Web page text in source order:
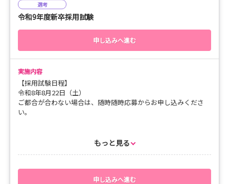
選考
令和9年度新卒採用試験
申し込みへ進む
実施内容
【採用試験日程】
令和8年8月22日（土）
ご都合が合わない場合は、随時随時応募からお申し込みくださ
い。
令和8年8月14日（金）必着
個人面接・適性検査（性格適性検査）・作文
もっと見る
申し込みへ進む